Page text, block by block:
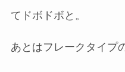
てドボドボと。
あとはフレークタイプ